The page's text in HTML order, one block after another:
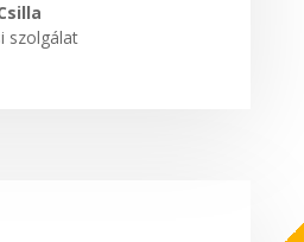
szolgálat